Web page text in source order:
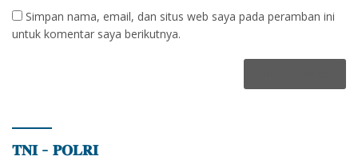
Simpan nama, email, dan situs web saya pada peramban ini
untuk komentar saya berikutnya.
𝐓𝐍𝐈 – 𝐏𝐎𝐋𝐑𝐈